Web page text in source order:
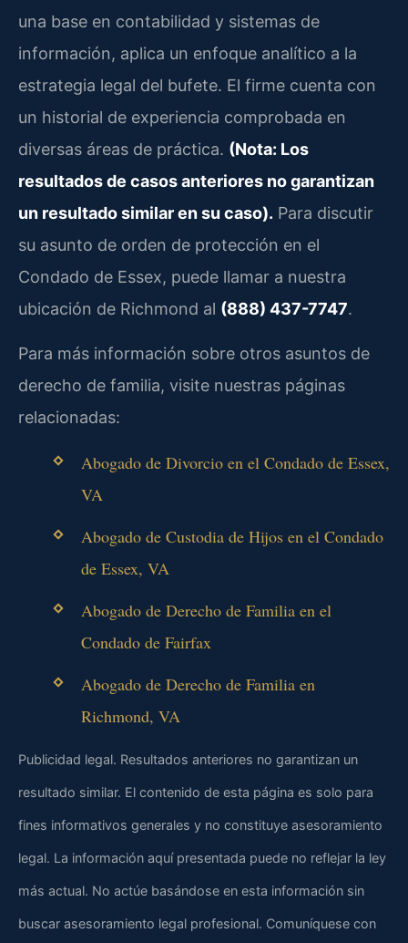
una base en contabilidad y sistemas de
información, aplica un enfoque analítico a la
estrategia legal del bufete. El firme cuenta con
un historial de experiencia comprobada en
diversas áreas de práctica. (Nota: Los
resultados de casos anteriores no garantizan
un resultado similar en su caso). Para discutir
su asunto de orden de protección en el
Condado de Essex, puede llamar a nuestra
ubicación de Richmond al (888) 437-7747.
Para más información sobre otros asuntos de
derecho de familia, visite nuestras páginas
relacionadas:
Abogado de Divorcio en el Condado de Essex,
VA
Abogado de Custodia de Hijos en el Condado
de Essex, VA
Abogado de Derecho de Familia en el
Condado de Fairfax
Abogado de Derecho de Familia en
Richmond, VA
Publicidad legal. Resultados anteriores no garantizan un
resultado similar. El contenido de esta página es solo para
fines informativos generales y no constituye asesoramiento
legal. La información aquí presentada puede no reflejar la ley
más actual. No actúe basándose en esta información sin
buscar asesoramiento legal profesional. Comuníquese con